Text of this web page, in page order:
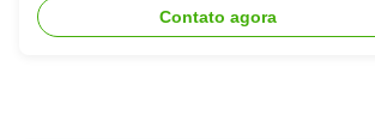
Contato agora